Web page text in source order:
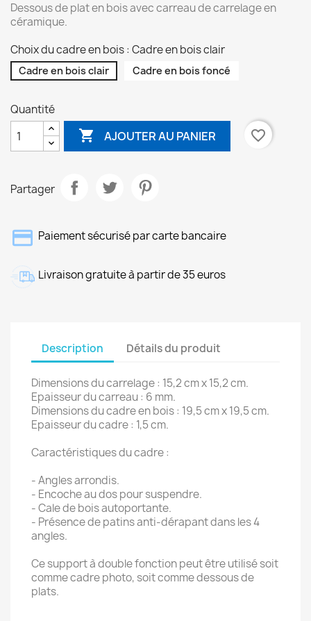
Dessous de plat en bois avec carreau de carrelage en
céramique.
Choix du cadre en bois : Cadre en bois clair
Cadre en bois clair Cadre en bois foncé
Quantité
 AJOUTER AU PANIER favorite_border
Partager
Paiement sécurisé par carte bancaire
Livraison gratuite à partir de 35 euros
Description Détails du produit
Dimensions du carrelage : 15,2 cm x 15,2 cm.
Epaisseur du carreau : 6 mm.
Dimensions du cadre en bois : 19,5 cm x 19,5 cm.
Epaisseur du cadre : 1,5 cm.
Caractéristiques du cadre :
- Angles arrondis.
- Encoche au dos pour suspendre.
- Cale de bois autoportante.
- Présence de patins anti-dérapant dans les 4
angles.
Ce support à double fonction peut être utilisé soit
comme cadre photo, soit comme dessous de
plats.